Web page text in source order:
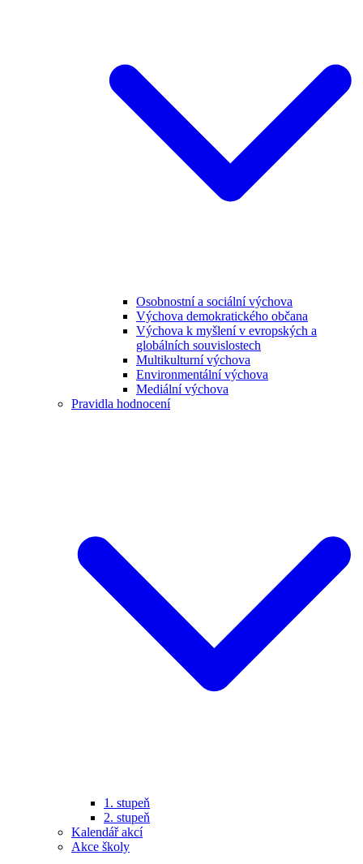
Osobnostní a sociální výchova
Výchova demokratického občana
Výchova k myšlení v evropských a
globálních souvislostech
Multikulturní výchova
Environmentální výchova
Mediální výchova
Pravidla hodnocení
1. stupeň
2. stupeň
Kalendář akcí
Akce školy